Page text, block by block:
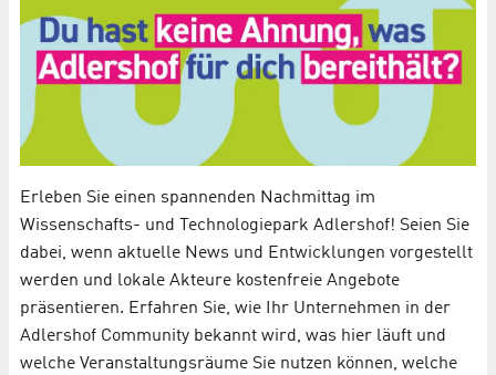
Erleben Sie einen spannenden Nachmittag im
Wissenschafts- und Technologiepark Adlershof! Seien Sie
dabei, wenn aktuelle News und Entwicklungen vorgestellt
werden und lokale Akteure kostenfreie Angebote
präsentieren. Erfahren Sie, wie Ihr Unternehmen in der
Adlershof Community bekannt wird, was hier läuft und
welche Veranstaltungsräume Sie nutzen können, welche